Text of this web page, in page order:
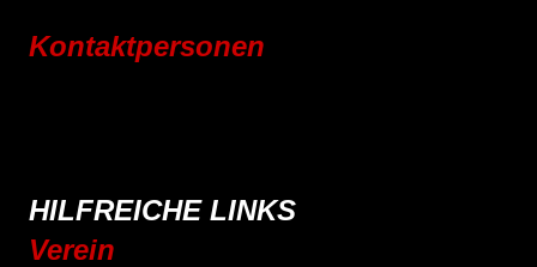
Kontaktpersonen
HILFREICHE LINKS
Verein